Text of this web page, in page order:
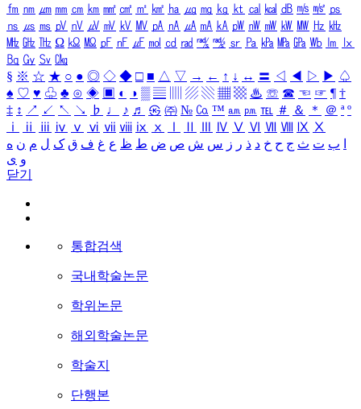
㎙ ㎚ ㎛ ㎜ ㎝ ㎞ ㎟ ㎠ ㎡ ㎢ ㏊ ㎍ ㎎ ㎏ ㏏ ㎈ ㎉ ㏈ ㎧ ㎨ ㎰
㎱ ㎲ ㎳ ㎴ ㎵ ㎶ ㎷ ㎸ ㎹ ㎀ ㎁ ㎂ ㎃ ㎄ ㎺ ㎻ ㎽ ㎾ ㎿ ㎐ ㎑
㎒ ㎓ ㎔ Ω ㏀ ㏁ ㎊ ㎋ ㎌ ㏖ ㏅ ㎭ ㎮ ㎯ ㏛ ㎩ ㎪ ㎫ ㎬ ㏝ ㏐
㏓
㏃ ㏉ ㏜ ㏆
§ ※ ☆ ★ ○ ● ◎ ◇ ◆ □ ■ △ ▽ → ← ↑ ↓ ↔ 〓 ◁ ◀ ▷ ▶ ♤
♠ ♡ ♥ ♧ ♣ ⊙ ◈ ▣ ◐ ◑ ▒ ▤ ▨ ▧ ▦ ▩ ♨ ☏ ☎ ☜ ☞ ¶ †
‡ ↕ ↗ ↙ ↖ ↘ ♭ ♩ ♪ ♬ ㉿ ㈜ № ㏇ ™ ㏂ ㏘ ℡ ＃ ＆ ＊ ＠ ª º
ⅰ
ⅱ ⅲ ⅳ ⅴ ⅵ ⅶ ⅷ ⅸ ⅹ Ⅳ Ⅴ Ⅵ Ⅶ Ⅷ Ⅸ Ⅹ
ب ت ث ج ح خ د ذ ر ز س ش ص ض ط ظ ع غ ف ق ک ل م ن ه
و ی
닫기
통합검색
국내학술논문
학위논문
해외학술논문
학술지
단행본